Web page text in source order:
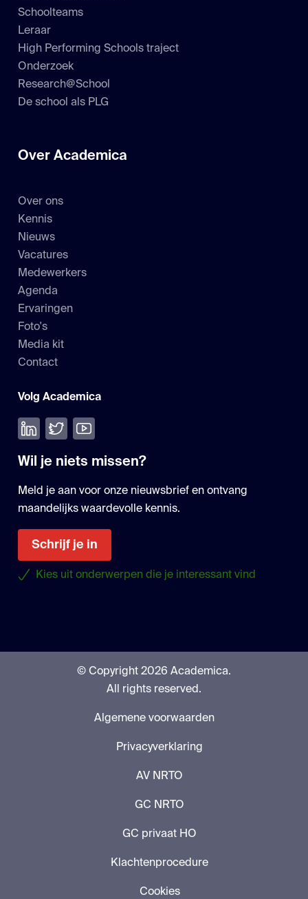
Schoolteams
Leraar
High Performing Schools traject
Onderzoek
Research@School
De school als PLG
Over Academica
Over ons
Kennis
Nieuws
Vacatures
Medewerkers
Agenda
Ervaringen
Foto's
Media kit
Contact
Volg Academica
Volg ons op LinkedIn
Volg ons op Twitter
Bekijk onze YouTube
Wil je niets missen?
Meld je aan voor onze nieuwsbrief en ontvang
maandelijks waardevolle kennis.
Schrijf je in
Kies uit onderwerpen die je interessant vind
© Copyright 2026 Academica.
All rights reserved.
Algemene voorwaarden
Privacyverklaring
AV NRTO
GC NRTO
GC privaat HO
Klachtenprocedure
Cookies